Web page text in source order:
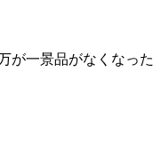
が一景品がなくなった